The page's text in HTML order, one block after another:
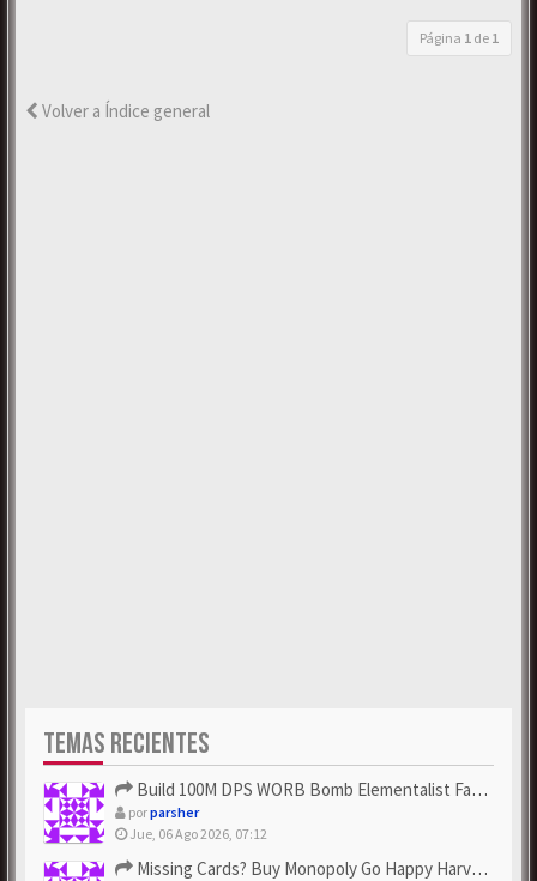
Página 1 de 1
Volver a Índice general
TEMAS RECIENTES
Build 100M DPS WORB Bomb Elementalist Fast - Grab POE Curren...
porparsher
Jue, 06 Ago 2026, 07:12
Missing Cards? Buy Monopoly Go Happy Harvest with Looney Tun...